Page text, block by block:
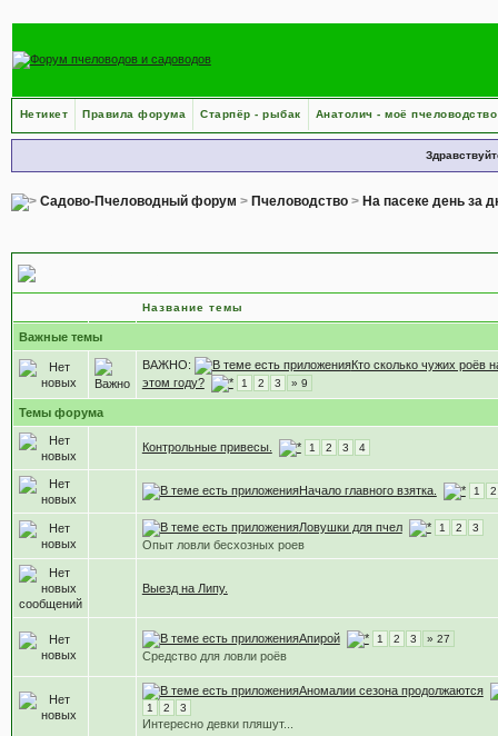
Нетикет Правила форума Старпёр - рыбак Анатолич - моё пчеловодство
Садово-Пчеловодный форум > Пчеловодство> На пасеке день за
Название темы
Важные темы
ВАЖНО:
Кто сколько чужих роёв
этом году?
1 2 3 » 9
Темы форума
Контрольные привесы. 1 2 3 4
Начало главного взятка. 1 2
Ловушки для пчел 1 2 3
Опыт ловли бесхозных роев
Выезд на Липу.
Апирой 1 2 3 » 27
Средство для ловли роёв
Аномалии сезона продолжаются
1 2 3
Интересно девки пляшут...